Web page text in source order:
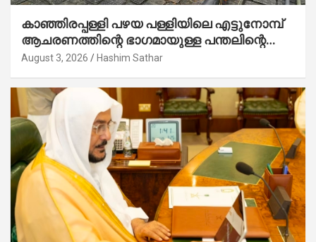
കാഞ്ഞിരപ്പള്ളി പഴയ പള്ളിയിലെ എട്ടുനോമ്പ്
ആചരണത്തിന്റെ ഭാഗമായുള്ള പന്തലിന്റെ
കാൽനാട്ട് കർമ്മം ആർച്ച് പ്രീസ്റ്റ് വെരി.
August 3, 2026 Hashim Sathar